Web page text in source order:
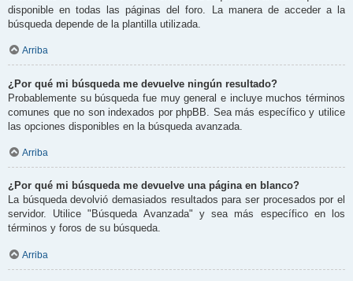
disponible en todas las páginas del foro. La manera de acceder a la
búsqueda depende de la plantilla utilizada.
Arriba
¿Por qué mi búsqueda me devuelve ningún resultado?
Probablemente su búsqueda fue muy general e incluye muchos términos
comunes que no son indexados por phpBB. Sea más específico y utilice
las opciones disponibles en la búsqueda avanzada.
Arriba
¿Por qué mi búsqueda me devuelve una página en blanco?
La búsqueda devolvió demasiados resultados para ser procesados por el
servidor. Utilice "Búsqueda Avanzada" y sea más específico en los
términos y foros de su búsqueda.
Arriba